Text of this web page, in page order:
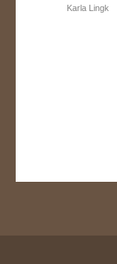
Karla Lingk